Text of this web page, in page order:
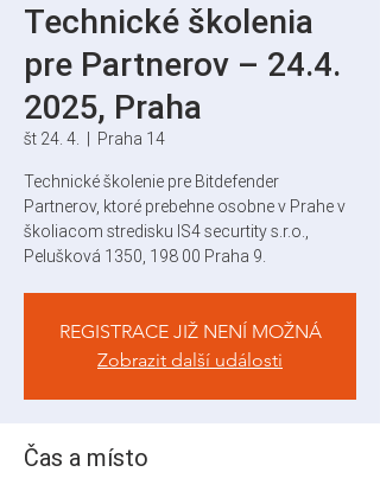
Technické školenia
pre Partnerov – 24.4.
2025, Praha
št 24. 4.
  |
Praha 14
Technické školenie pre Bitdefender
Partnerov, ktoré prebehne osobne v Prahe v
školiacom stredisku IS4 securtity s.r.o.,
Pelušková 1350, 198 00 Praha 9.
REGISTRACE JIŽ NENÍ MOŽNÁ
Zobrazit další události
Čas a místo